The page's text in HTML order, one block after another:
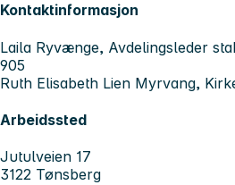
Kontaktinformasjon
Laila Ryvænge, Avdelingsleder
905
Ruth Elisabeth Lien Myrvang,
Arbeidssted
Jutulveien 17
3122 Tønsberg